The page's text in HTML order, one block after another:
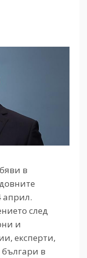
в
април.
след
и
експерти,
в